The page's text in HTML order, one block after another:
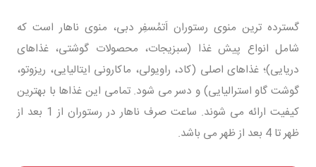
گسترده ترین منوی رستوران اَتمُسفِر دبی، منوی ناهار است که
شامل انواع پیش غذا (سبزیجات، محصولات گوشتی، غذاهای
دریایی)؛ غذاهای اصلی (کاد، راویولی، ماکارونی ایتالیایی، ریزوتو،
گوشت گاو استرالیایی) و دسر می شود. تمامی این غذاها با بهترین
کیفیت ارائه می شوند. ساعت صرف ناهار در رستوران از 1 بعد از
ظهر تا 4 بعد از ظهر می باشد.